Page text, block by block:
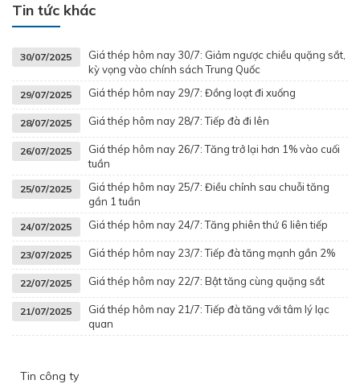
Tin tức khác
30/07/2025
Giá thép hôm nay 30/7: Giảm ngược chiều quặng sắt,
kỳ vọng vào chính sách Trung Quốc
29/07/2025 Giá thép hôm nay 29/7: Đồng loạt đi xuống
28/07/2025 Giá thép hôm nay 28/7: Tiếp đà đi lên
26/07/2025
Giá thép hôm nay 26/7: Tăng trở lại hơn 1% vào cuối
tuần
25/07/2025
Giá thép hôm nay 25/7: Điều chỉnh sau chuỗi tăng
gần 1 tuần
24/07/2025 Giá thép hôm nay 24/7: Tăng phiên thứ 6 liên tiếp
23/07/2025 Giá thép hôm nay 23/7: Tiếp đà tăng mạnh gần 2%
22/07/2025 Giá thép hôm nay 22/7: Bật tăng cùng quặng sắt
21/07/2025
Giá thép hôm nay 21/7: Tiếp đà tăng với tâm lý lạc
quan
Tin công ty